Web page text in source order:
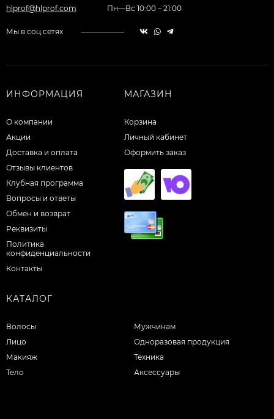
hlprof@hlprof.com Пн—Вс 10:00 – 21:00
Мы в соц.сетях
ИНФОРМАЦИЯ
О компании
Акции
Доставка и оплата
Отзывы клиентов
Клубная программа
Вопросы и ответы
Обмен и возврат
Реквизиты
Политика
конфиденциальности
Контакты
МАГАЗИН
Корзина
Личный кабинет
Оформить заказ
КАТАЛОГ
Волосы
Лицо
Макияж
Тело
Мужчинам
Одноразовая продукция
Техника
Аксессуары